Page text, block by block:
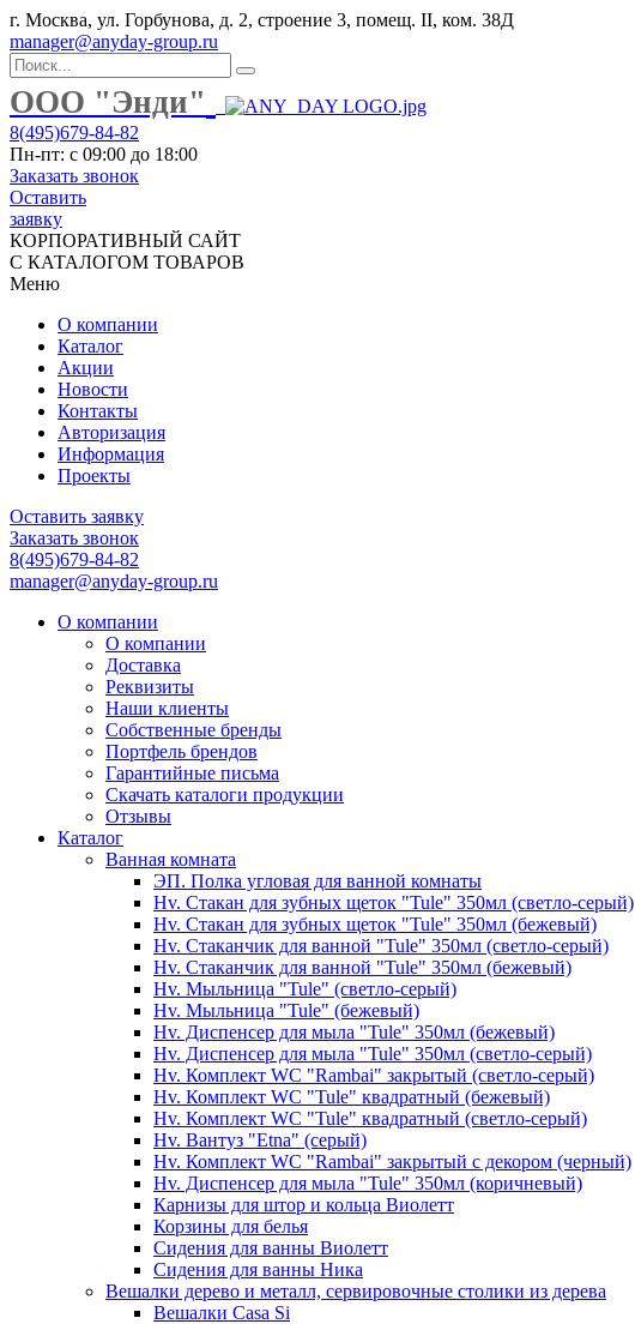
г. Москва, ул. Горбунова, д. 2, строение 3, помещ. II, ком. 38Д
manager@anyday-group.ru
ООО "Энди"
8(495)679-84-82
Пн-пт: с 09:00 до 18:00
Заказать звонок
Оставить
заявку
КОРПОРАТИВНЫЙ САЙТ
С КАТАЛОГОМ ТОВАРОВ
Меню
О компании
Каталог
Акции
Новости
Контакты
Авторизация
Информация
Проекты
Оставить заявку
Заказать звонок
8(495)679-84-82
manager@anyday-group.ru
О компании
О компании
Доставка
Реквизиты
Наши клиенты
Собственные бренды
Портфель брендов
Гарантийные письма
Скачать каталоги продукции
Отзывы
Каталог
Ванная комната
ЭП. Полка угловая для ванной комнаты
Hv. Стакан для зубных щеток "Tule" 350мл (светло-серый)
Hv. Стакан для зубных щеток "Tule" 350мл (бежевый)
Hv. Стаканчик для ванной "Tule" 350мл (светло-серый)
Hv. Стаканчик для ванной "Tule" 350мл (бежевый)
Hv. Мыльница "Tule" (светло-серый)
Hv. Мыльница "Tule" (бежевый)
Hv. Диспенсер для мыла "Tule" 350мл (бежевый)
Hv. Диспенсер для мыла "Tule" 350мл (светло-серый)
Hv. Комплект WC "Rambai" закрытый (светло-серый)
Hv. Комплект WC "Tule" квадратный (бежевый)
Hv. Комплект WC "Tule" квадратный (светло-серый)
Hv. Вантуз "Etna" (серый)
Hv. Комплект WC "Rambai" закрытый с декором (черный)
Hv. Диспенсер для мыла "Tule" 350мл (коричневый)
Карнизы для штор и кольца Виолетт
Корзины для белья
Сидения для ванны Виолетт
Сидения для ванны Ника
Вешалки дерево и металл, сервировочные столики из дерева
Вешалки Casa Si